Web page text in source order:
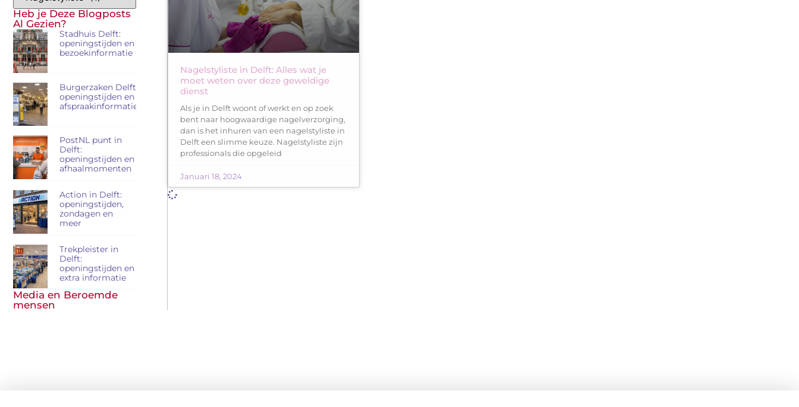
Heb je Deze Blogposts
Al Gezien?
Stadhuis Delft:
openingstijden en
bezoekinformatie
Burgerzaken Delft:
openingstijden en
afspraakinformatie
PostNL punt in
Delft:
openingstijden en
afhaalmomenten
Action in Delft:
openingstijden,
zondagen en
meer
Trekpleister in
Delft:
openingstijden en
extra informatie
Media en Beroemde
mensen
Nagelstyliste in Delft: Alles wat je
moet weten over deze geweldige
dienst
Als je in Delft woont of werkt en op zoek
bent naar hoogwaardige nagelverzorging,
dan is het inhuren van een nagelstyliste in
Delft een slimme keuze. Nagelstyliste zijn
professionals die opgeleid
Januari 18, 2024